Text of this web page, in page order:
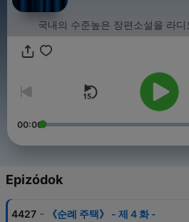
국내의 수준높은 장편소설을 라
00:00
Epizódok
4427 - 《순례 주택》 - 제 4 화 -